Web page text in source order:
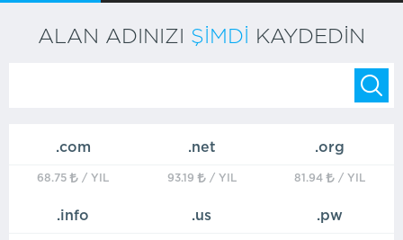
ALAN ADINIZI ŞİMDİ KAYDEDİN
.com
68.75 / YIL
.net
93.19 / YIL
.org
81.94 / YIL
.info .us .pw